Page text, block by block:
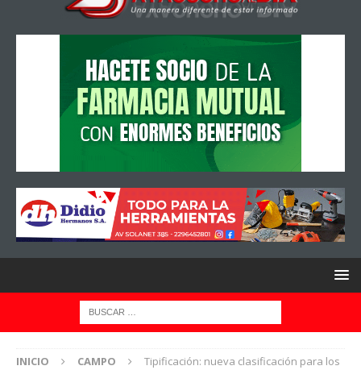
INICIO CAMPO
Tipificación: nueva clasificación para los